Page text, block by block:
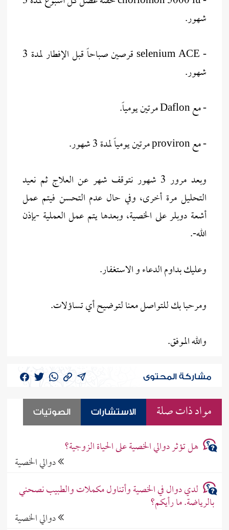
شهور.
- selenium ACE قرصين صباحاً قبل الإفطار لمدة 3
شهور.
- مع Daflon مرتين يومياً.
- مع proviron مرتين يومياً لمدة 3 شهور.
وبعد مرور 3 شهور نتوقف شهر عن العلاج ثم نعيد
التحليل مرة أخرى، وفي حال عدم التحسن فيتم عمل
أشعة دوبلر على الخصية، وبعدها يتم عمل العملية -بإذن
الله-.
وعليك بداوم الدعاء و الاستغفار.
ومرحبا بك للتواصل معنا لتوضيح أي تساؤلات.
والله الموفق.
مشاركة المحتوى
مواد ذات صلة الاستشارات الصوتيات
هل تؤثر دوالي الخصية على الحياة الزوجية؟
دوالي الخصية
لدي دوال في الخصية وأتناول مكملات والطبيب نصحني
بالرياضة. ما رأيكم؟
دوالي الخصية